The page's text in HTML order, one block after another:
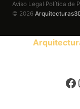
Aviso Legal·Política de
© 2026